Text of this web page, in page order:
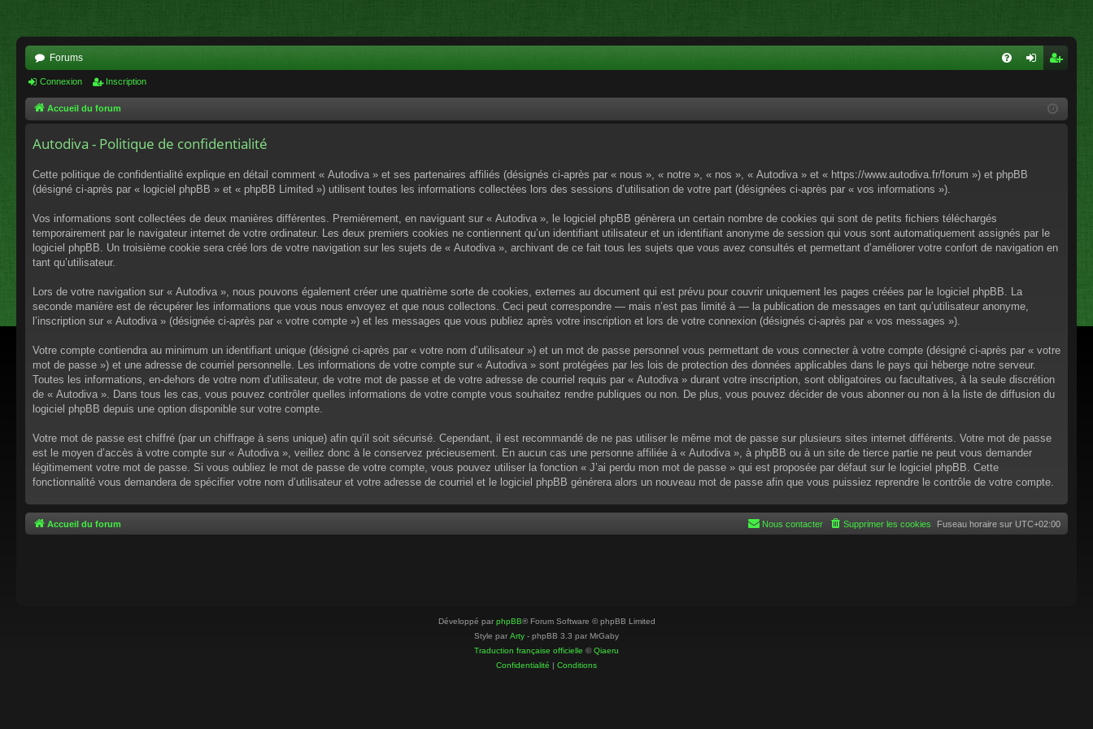
Forums
cri
Connexion Inscription
Accueil du forum
Autodiva - Politique de confidentialité
Cette politique de confidentialité explique en détail comment « Autodiva » et ses partenaires affiliés (désignés ci-après par « nous », « notre », « nos », « Autodiva » et « https://www.autodiva.fr/forum ») et phpBB
(désigné ci-après par « logiciel phpBB » et « phpBB Limited ») utilisent toutes les informations collectées lors des sessions d’utilisation de votre part (désignées ci-après par « vos informations »).
Vos informations sont collectées de deux manières différentes. Premièrement, en naviguant sur « Autodiva », le logiciel phpBB génèrera un certain nombre de cookies qui sont de petits fichiers téléchargés
temporairement par le navigateur internet de votre ordinateur. Les deux premiers cookies ne contiennent qu’un identifiant utilisateur et un identifiant anonyme de session qui vous sont automatiquement assignés par le
logiciel phpBB. Un troisième cookie sera créé lors de votre navigation sur les sujets de « Autodiva », archivant de ce fait tous les sujets que vous avez consultés et permettant d’améliorer votre confort de navigation en
tant qu’utilisateur.
Lors de votre navigation sur « Autodiva », nous pouvons également créer une quatrième sorte de cookies, externes au document qui est prévu pour couvrir uniquement les pages créées par le logiciel phpBB. La
seconde manière est de récupérer les informations que vous nous envoyez et que nous collectons. Ceci peut correspondre — mais n’est pas limité à — la publication de messages en tant qu’utilisateur anonyme,
l’inscription sur « Autodiva » (désignée ci-après par « votre compte ») et les messages que vous publiez après votre inscription et lors de votre connexion (désignés ci-après par « vos messages »).
Votre compte contiendra au minimum un identifiant unique (désigné ci-après par « votre nom d’utilisateur ») et un mot de passe personnel vous permettant de vous connecter à votre compte (désigné ci-après par « votre
mot de passe ») et une adresse de courriel personnelle. Les informations de votre compte sur « Autodiva » sont protégées par les lois de protection des données applicables dans le pays qui héberge notre serveur.
Toutes les informations, en-dehors de votre nom d’utilisateur, de votre mot de passe et de votre adresse de courriel requis par « Autodiva » durant votre inscription, sont obligatoires ou facultatives, à la seule discrétion
de « Autodiva ». Dans tous les cas, vous pouvez contrôler quelles informations de votre compte vous souhaitez rendre publiques ou non. De plus, vous pouvez décider de vous abonner ou non à la liste de diffusion du
logiciel phpBB depuis une option disponible sur votre compte.
Votre mot de passe est chiffré (par un chiffrage à sens unique) afin qu’il soit sécurisé. Cependant, il est recommandé de ne pas utiliser le même mot de passe sur plusieurs sites internet différents. Votre mot de passe
est le moyen d’accès à votre compte sur « Autodiva », veillez donc à le conservez précieusement. En aucun cas une personne affiliée à « Autodiva », à phpBB ou à un site de tierce partie ne peut vous demander
légitimement votre mot de passe. Si vous oubliez le mot de passe de votre compte, vous pouvez utiliser la fonction « J’ai perdu mon mot de passe » qui est proposée par défaut sur le logiciel phpBB. Cette
fonctionnalité vous demandera de spécifier votre nom d’utilisateur et votre adresse de courriel et le logiciel phpBB générera alors un nouveau mot de passe afin que vous puissiez reprendre le contrôle de votre compte.
Accueil du forum Fuseau horaire sur UTC+02:00
Supprimer les cookies
Nous contacter
Développé par phpBB® Forum Software © phpBB Limited
Style par Arty - phpBB 3.3 par MrGaby
Traduction française officielle ©Qiaeru
Confidentialité | Conditions